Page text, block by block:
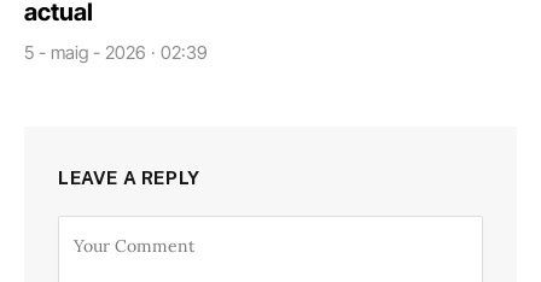
actual
5 - maig - 2026 · 02:39
LEAVE A REPLY